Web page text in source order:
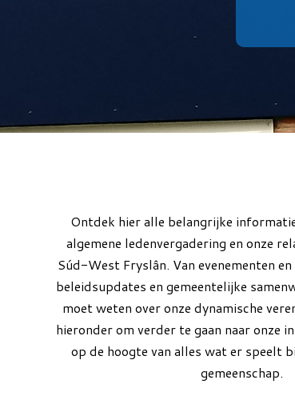
Ontdek hier alle belangrijke
algemene ledenvergadering en onze
Súd-West Fryslân. Van evenementen
beleidsupdates en gemeentelijke
moet weten over onze dynamische
hieronder om verder te gaan naar onze
op de hoogte van alles wat er speelt
gemeenschap.